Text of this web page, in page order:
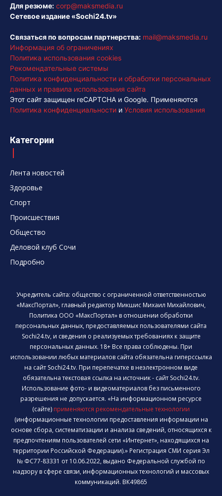
Для резюме: corp@maksmedia.ru
Сетевое издание «Sochi24.tv»
Связаться по вопросам партнерства: mail@maksmedia.ru
Информация об ограничениях
Политика использования cookies
Рекомендательные системы
Политика конфиденциальности и обработки персональных
данных и правила использования сайта
Этот сайт защищен reCAPTCHA и Google. Применяются
Политика конфиденциальности и Условия использования
Категории
Лента новостей
Здоровье
Спорт
Происшествия
Общество
Деловой клуб Сочи
Подробно
Учредитель сайта: общество с ограниченной ответственностью
«МаксПортал», главный редактор Микшис Михаил Михайлович,
Политика ООО «МаксПортал» в отношении обработки
персональных данных, предоставляемых пользователями сайта
Sochi24.tv, и сведения о реализуемых требованиях к защите
персональных данных. 18+ Все права соблюдены. При
использовании любых материалов сайта обязательна гиперссылка
на сайт Sochi24.tv. При перепечатке в неэлектронном виде
обязательна текстовая ссылка на источник - сайт Sochi24.tv.
Использование фото- и видеоматериалов без письменного
разрешения не допускается. «На информационном ресурсе
(сайте) применяются рекомендательные технологии
(информационные технологии предоставления информации на
основе сбора, систематизации и анализа сведений, относящихся к
предпочтениям пользователей сети «Интернет», находящихся на
территории Российской Федерации).» Регистрация СМИ серия Эл
№ ФС77-83331 от 10.06.2022, выдано Федеральной службой по
надзору в сфере связи, информационных технологий и массовых
коммуникаций. ВК49865